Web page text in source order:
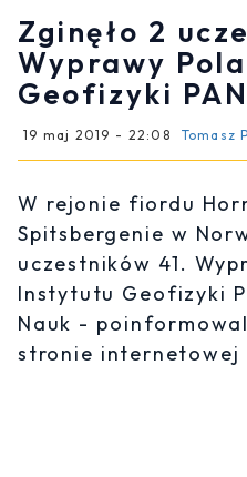
Zginęło 2
Wyprawy
Geofizyki PAN
19 maj 2019 - 22:08 Tomasz
W rejonie fiordu
Spitsbergenie w
uczestników 41.
Instytutu Geofizyki
Nauk -
stronie internetowej